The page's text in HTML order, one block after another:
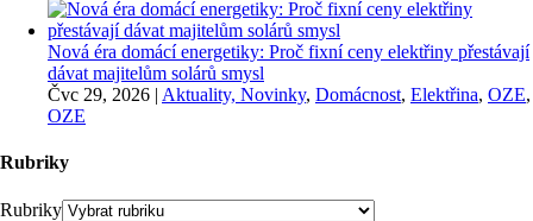
Nová éra domácí energetiky: Proč fixní ceny elektřiny přestávají
dávat majitelům solárů smysl
Čvc 29, 2026 | Aktuality, Novinky, Domácnost, Elektřina, OZE,
OZE
Rubriky
Rubriky